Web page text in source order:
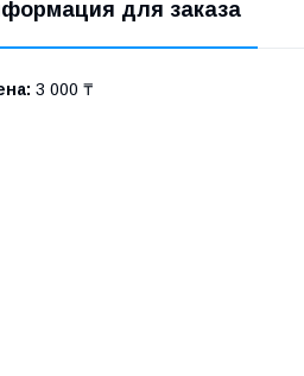
для заказа
3 000 ₸